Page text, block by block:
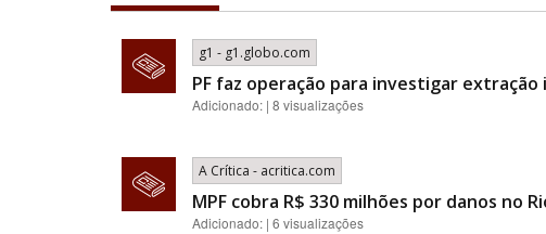
g1 - g1.globo.com
PF faz operação para investigar
Adicionado: | 8 visualizações
A Crítica - acritica.com
MPF cobra R$ 330 milhões por danos no
Adicionado: | 6 visualizações